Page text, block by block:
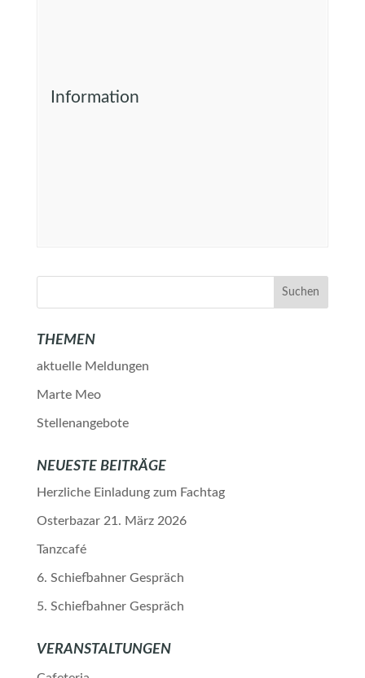
Information
THEMEN
aktuelle Meldungen
Marte Meo
Stellenangebote
NEUESTE BEITRÄGE
Herzliche Einladung zum Fachtag
Osterbazar 21. März 2026
Tanzcafé
6. Schiefbahner Gespräch
5. Schiefbahner Gespräch
VERANSTALTUNGEN